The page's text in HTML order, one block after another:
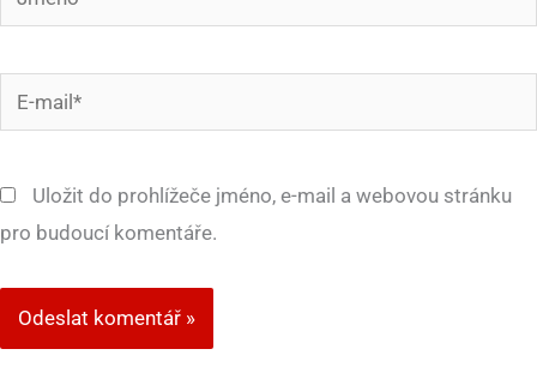
mail*
Uložit do prohlížeče jméno, e-mail a webovou stránku
pro budoucí komentáře.